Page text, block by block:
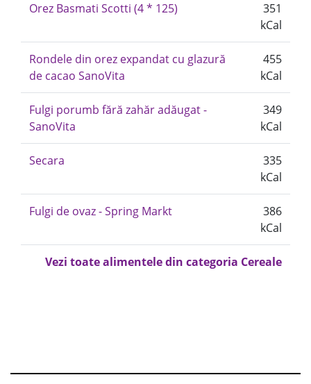
Orez Basmati Scotti (4 * 125)
351
kCal
Rondele din orez expandat cu glazură
de cacao SanoVita
455
kCal
Fulgi porumb fără zahăr adăugat -
SanoVita
349
kCal
Secara
335
kCal
Fulgi de ovaz - Spring Markt
386
kCal
Vezi toate alimentele din categoria Cereale